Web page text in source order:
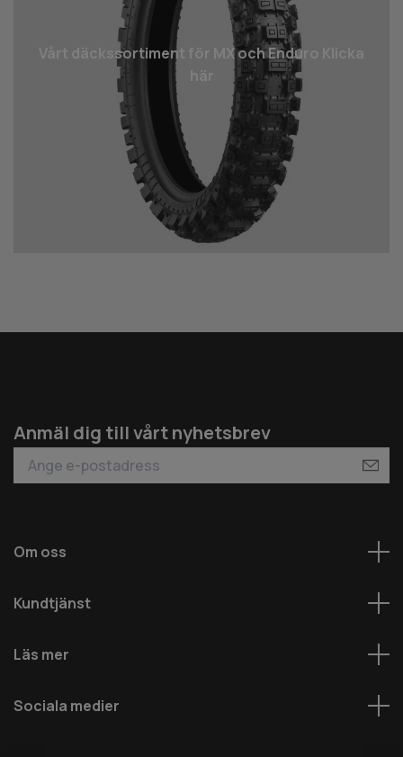
Vårt däcks­sortiment för MX och Enduro Klicka
Anmäl dig till vårt nyhetsbrev
Om oss
Kundtjänst
Läs mer
Sociala medier